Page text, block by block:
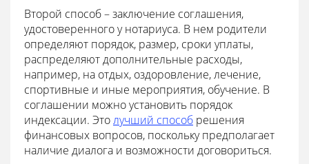
Второй способ – заключение соглашения,
удостоверенного у нотариуса. В нем родители
определяют порядок, размер, сроки уплаты,
распределяют дополнительные расходы,
например, на отдых, оздоровление, лечение,
спортивные и иные мероприятия, обучение. В
соглашении можно установить порядок
индексации. Этолучший способ решения
финансовых вопросов, поскольку предполагает
наличие диалога и возможности договориться.